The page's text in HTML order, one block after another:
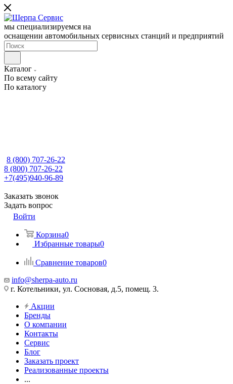
мы специализируемся на
оснащении автомобильных сервисных станций и предприятий
Каталог
По всему сайту
По каталогу
8 (800) 707-26-22
8 (800) 707-26-22
+7(495)940-96-89
Заказать звонок
Задать вопрос
Войти
Корзина0
Избранные товары0
Сравнение товаров0
info@sherpa-auto.ru
г. Котельники, ул. Сосновая, д.5, помещ. 3.
Акции
Бренды
О компании
Контакты
Сервис
Блог
Заказать проект
Реализованные проекты
...